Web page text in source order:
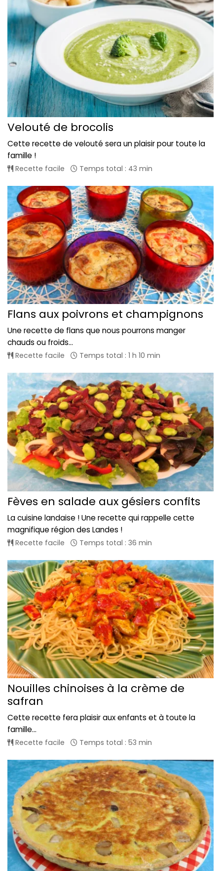
Velouté de brocolis
Cette recette de velouté sera un plaisir pour toute la
famille !
Recette facile Temps total : 43 min
Flans aux poivrons et champignons
Une recette de flans que nous pourrons manger
chauds ou froids...
Recette facile Temps total : 1 h 10 min
Fèves en salade aux gésiers confits
La cuisine landaise ! Une recette qui rappelle cette
magnifique région des Landes !
Recette facile Temps total : 36 min
Nouilles chinoises à la crème de
safran
Cette recette fera plaisir aux enfants et à toute la
famille...
Recette facile Temps total : 53 min